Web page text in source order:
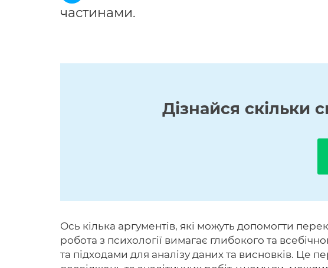
частинами.
Дізнайся скільки
Ось кілька аргументів, які можуть допомогти
робота з психології вимагає глибокого та
та підходами для аналізу даних та висновків. Це